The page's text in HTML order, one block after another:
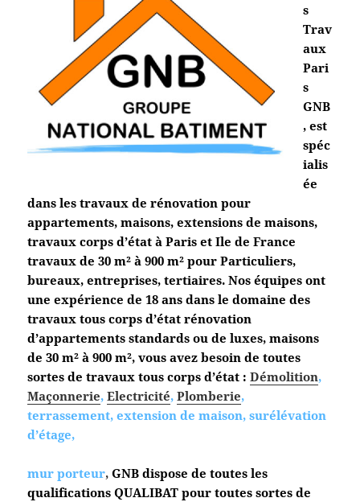
s
Trav
aux
Pari
s
GNB
, est
spéc
ialis
ée
dans les travaux de rénovation pour
appartements, maisons, extensions de maisons,
travaux corps d’état à Paris et Ile de France
travaux de 30 m² à 900 m² pour Particuliers,
bureaux, entreprises, tertiaires. Nos équipes ont
une expérience de 18 ans dans le domaine des
travaux tous corps d’état rénovation
d’appartements standards ou de luxes, maisons
de 30 m² à 900 m², vous avez besoin de toutes
sortes de travaux tous corps d’état : Démolition,
Maçonnerie,Electricité,Plomberie,
terrassement, extension de maison, surélévation
d’étage,
mur porteur,GNB dispose de toutes les
qualifications QUALIBAT pour toutes sortes de